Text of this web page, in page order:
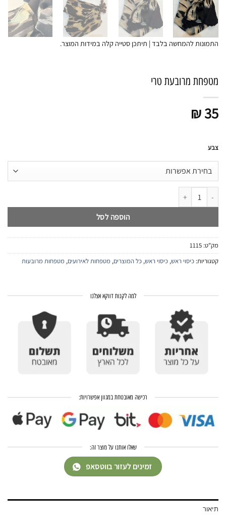
התמונות להמחשה בלבד | תיתכן סטייה קלה במידות המוצר.
מטפחת מרובעת טרי
₪35
צבע
כמות של מטפחת מרובעת טרי
הוספה לסל
מק"ט: 1115
קטגוריות: כיסוי ראש, כיסוי ראש, כל המוצרים, מטפחות לאירועים, מטפחות מרובעות
למה לקנות דווקא אצלנו
רכישה מאובטחת במגוון אפשרויות:
שאלו אותנו על מוצר זה:
זמינים לעזור בווטסאפ
תיאור